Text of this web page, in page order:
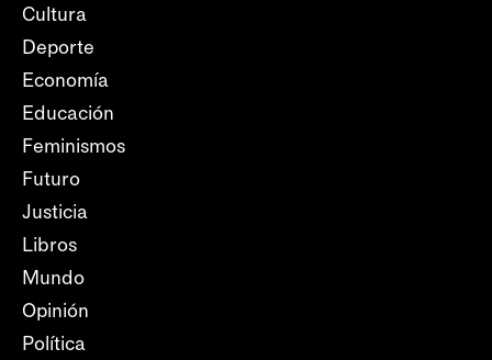
Cultura
Deporte
Economía
Educación
Feminismos
Futuro
Justicia
Libros
Mundo
Opinión
Política